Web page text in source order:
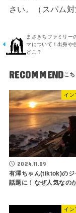
さい。（スパム対
まさきちファミリー
マについて！出身や
どこ？
RECOMMEND
イン
2024.11.09
有澤ちゃん(tiktok)のジ
話題に！なぜ人気なの
イン